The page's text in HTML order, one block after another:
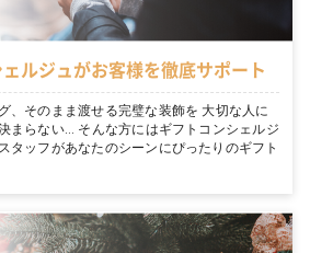
ルジュがお客様を徹底サポート
、そのまま渡せる完璧な装飾を 大切な人に
まらない… そんな方にはギフトコンシェルジ
タッフがあなたのシーンにぴったりのギフト